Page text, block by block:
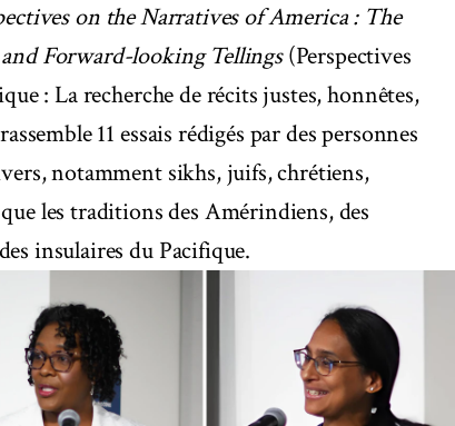
on the Narratives of America : The
Forward-looking Tellings(Perspectives
: La recherche de récits justes, honnêtes,
11 essais rédigés par des personnes
notamment sikhs, juifs, chrétiens,
les traditions des Amérindiens, des
insulaires du Pacifique.